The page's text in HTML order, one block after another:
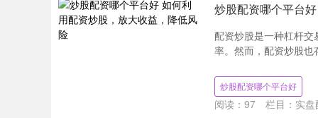
炒股配资哪个平台
配资炒股是一种杠杆
率。然而，配资炒股
炒股配资哪个平台好
阅读： 97 栏目： 实